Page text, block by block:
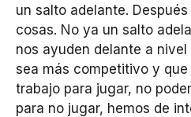
un salto adelante.
cosas. No ya un salto
nos ayuden delante a
sea más competitivo y
trabajo para jugar, no
para no jugar, hemos de